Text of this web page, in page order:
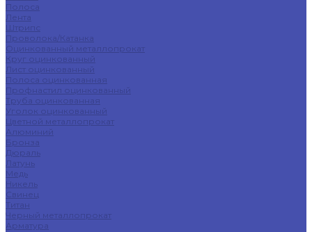
Полоса
Лента
Штрипс
Проволока/Катанка
Оцинкованный металлопрокат
Круг оцинкованный
Лист оцинкованный
Полоса оцинкованная
Профнастил оцинкованный
Труба оцинкованная
Уголок оцинкованный
Цветной металлопрокат
Алюминий
Бронза
Дюраль
Латунь
Медь
Никель
Свинец
Титан
Черный металлопрокат
Арматура